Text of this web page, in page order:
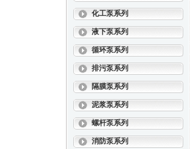
化工泵系列
液下泵系列
循环泵系列
排污泵系列
隔膜泵系列
泥浆泵系列
螺杆泵系列
消防泵系列